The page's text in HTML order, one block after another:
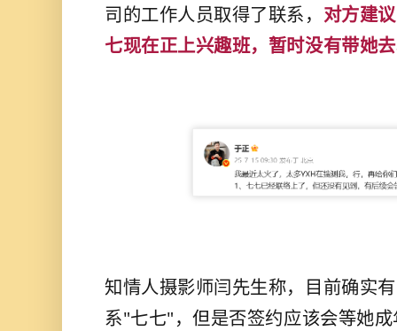
司的工作人员取得了联系， 对方建
七现在正上兴趣班，暂时没有带她
知情人摄影师闫先生称，目前确实
系"七七"，但是否签约应该会等她